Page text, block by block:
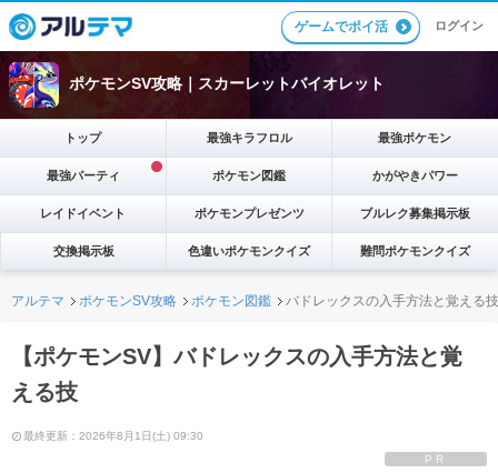
ゲームでポイ活 ログイン
ポケモンSV攻略｜スカーレットバイオレット
トップ 最強キラフロル 最強ポケモン
最強パーティ ポケモン図鑑 かがやきパワー
レイドイベント ポケモンプレゼンツ ブルレク募集掲示板
交換掲示板 色違いポケモンクイズ 難問ポケモンクイズ
アルテマ ポケモンSV攻略 ポケモン図鑑 バドレックスの入手方法と覚える技
【ポケモンSV】バドレックスの入手方法と覚
える技
最終更新：2026年8月1日(土) 09:30
PR